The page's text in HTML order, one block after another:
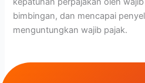
bimbingan, dan mencapai
menguntungkan wajib pajak.